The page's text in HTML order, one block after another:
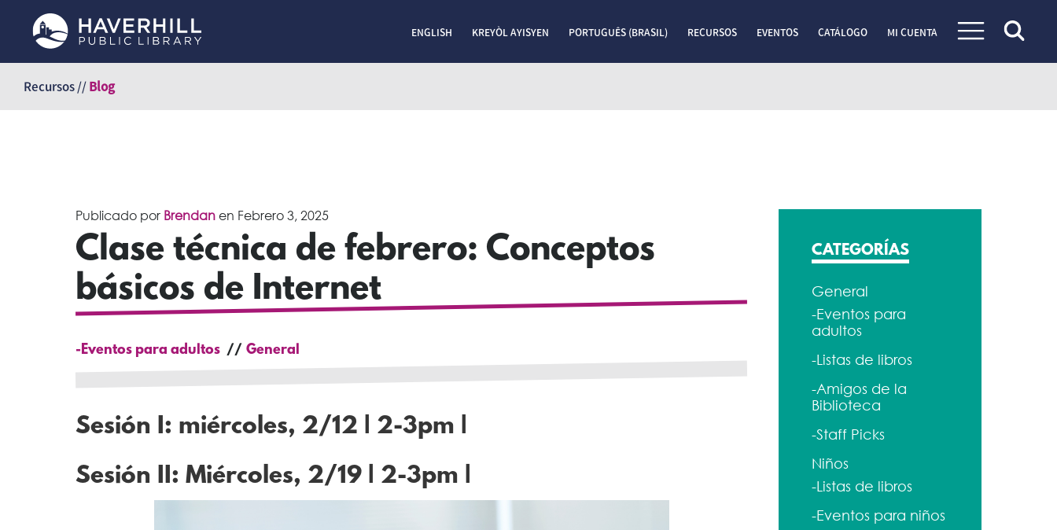
contenido
ENGLISH KREYÒL AYISYEN PORTUGUÊS (BRASIL) RECURSOS EVENTOS CATÁLOGO MI CUENTA
Recursos //Blog
Publicado por Brendan en Febrero 3, 2025
Clase técnica de febrero: Conceptos
básicos de Internet
-Eventos para adultos General
Sesión I: miércoles, 2/12 | 2-3pm |
Sesión II: Miércoles, 2/19 | 2-3pm |
CATEGORÍAS
General
-Eventos para
adultos
-Listas de libros
-Amigos de la
Biblioteca
-Staff Picks
Niños
-Listas de libros
-Eventos para niños